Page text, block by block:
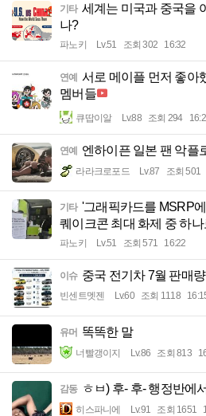
기타 세계는 미국과 중국을
나?
파노키 Lv.51 조회 302 16:32
연예 서로 메이플 먼저 좋아
멤버들
큐땁이알 Lv.88 조회 294
연예 엔하이픈 일본 팬 악플
라라크로포드 Lv.87 조회 501
기타 '그래픽카드를 MSRP
퀘이크콘 최대 화제 중 하
파노키 Lv.51 조회 571 16:22
이슈 중국 전기차 7월 판매량
빈센트멧젠 Lv.60 조회 1118
유머 똑똑한 말
너빨갱이지 Lv.86 조회 813
감동 ㅎㅂ) 후- 후- 행정반에
히스파니에 Lv.91 조회 1651